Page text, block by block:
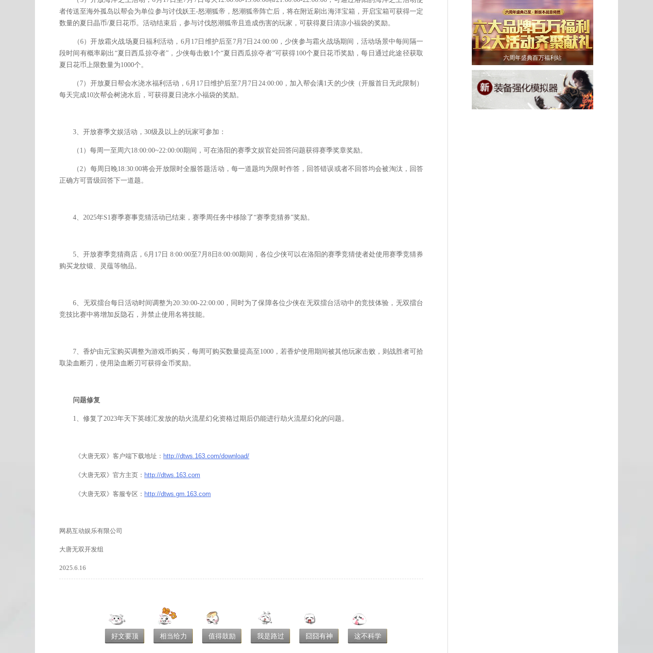
者传送至海外孤岛以帮会为单位参与讨伐妖王-怒潮狐帝，怒潮狐帝阵亡后，将在附近刷出海洋宝箱，开启宝箱可获得一定
数量的夏日晶币/夏日花币。活动结束后，参与讨伐怒潮狐帝且造成伤害的玩家，可获得夏日清凉小福袋的奖励。
（6）开放霜火战场夏日福利活动，6月17日维护后至7月7日24:00:00，少侠参与霜火战场期间，活动场景中每间隔一
段时间有概率刷出“夏日西瓜掠夺者”，少侠每击败1个“夏日西瓜掠夺者”可获得100个夏日花币奖励，每日通过此途径获取
夏日花币上限数量为1000个。
（7）开放夏日帮会水浇水福利活动，6月17日维护后至7月7日24:00:00，加入帮会满1天的少侠（开服首日无此限制）
每天完成10次帮会树浇水后，可获得夏日浇水小福袋的奖励。
3、开放赛季文娱活动，30级及以上的玩家可参加：
（1）每周一至周六18:00:00~22:00:00期间，可在洛阳的赛季文娱官处回答问题获得赛季奖章奖励。
（2）每周日晚18:30:00将会开放限时全服答题活动，每一道题均为限时作答，回答错误或者不回答均会被淘汰，回答
正确方可晋级回答下一道题。
4、2025年S1赛季赛事竞猜活动已结束，赛季周任务中移除了“赛季竞猜券”奖励。
5、开放赛季竞猜商店，6月17日 8:00:00至7月8日8:00:00期间，各位少侠可以在洛阳的赛季竞猜使者处使用赛季竞猜券
购买龙纹锻、灵蕴等物品。
6、无双擂台每日活动时间调整为20:30:00-22:00:00，同时为了保障各位少侠在无双擂台活动中的竞技体验，无双擂台
竞技比赛中将增加反隐石，并禁止使用名将技能。
7、香炉由元宝购买调整为游戏币购买，每周可购买数量提高至1000，若香炉使用期间被其他玩家击败，则战胜者可拾
取染血断刃，使用染血断刃可获得金币奖励。
问题修复
1、修复了2023年天下英雄汇发放的劫火流星幻化资格过期后仍能进行劫火流星幻化的问题。
《大唐无双》客户端下载地址： http://dtws.163.com/download/
《大唐无双》官方主页： http://dtws.163.com
《大唐无双》客服专区： http://dtws.gm.163.com
网易互动娱乐有限公司
大唐无双开发组
2025.6.16
好文要顶 相当给力 值得鼓励 我是路过 囧囧有神 这不科学
六周年盛典百万福利站